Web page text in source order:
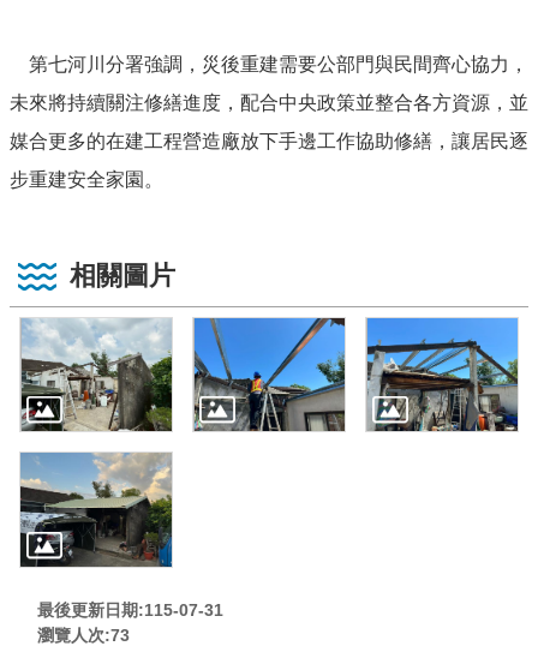
第七河川分署強調，災後重建需要公部門與民間齊心協力，
未來將持續關注修繕進度，配合中央政策並整合各方資源，並
媒合更多的在建工程營造廠放下手邊工作協助修繕，讓居民逐
步重建安全家園。
相關圖片
最後更新日期:115-07-31
瀏覽人次:73